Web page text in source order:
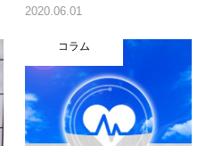
2020.06.01
コラム